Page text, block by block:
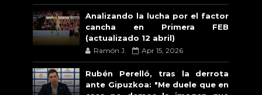
Analizando la lucha por el factor
cancha en Primera FEB
(actualizado 12 abril)
Ramón J. Apr 15, 2026
Rubén Perelló, tras la derrota
ante Gipuzkoa: "Me duele que en